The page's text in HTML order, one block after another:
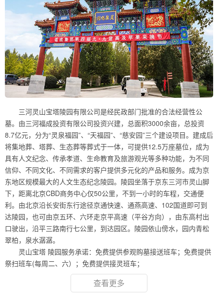
三河灵山宝塔陵园有限公司是经民政部门批准的合法经营性公
墓。由三河福成投资有限公司投资兴建，总面积3000余亩，总投资
8.7亿元，分为“灵泉福园”、“天福园”、“慈安园”三个建设项目。建成后
将集地葬、塔葬、生态葬等葬式于一体，可提供12.5万座墓位，成为
具有人文纪念、传承孝道、生命教育及旅游观光等多种功能，为不同
信仰、不同文化、不同需求的客户提供多元化的产品和服务。成为京
东地区规模最大的人文生态纪念陵园。陵园坐落于京东三河市灵山脚
下，距离北京CBD商务中心仅50公里，不到一小时的车程，交通便
利。由北京沿长安街东行途径京通快速、通燕高速、102国道即可到
达陵园，也可由京五环、六环走京平高速（平谷方向），由东高村出
口驶出，沿平三路南行七公里，到达园区。陵园依山傍水，园内青松
翠柏，泉水潺潺。
灵山宝塔 陵园服务承诺：免费提供参观购墓接送班车；免费提供
祭扫班车(每周二、六）；免费提供接灵班车；
查看更多